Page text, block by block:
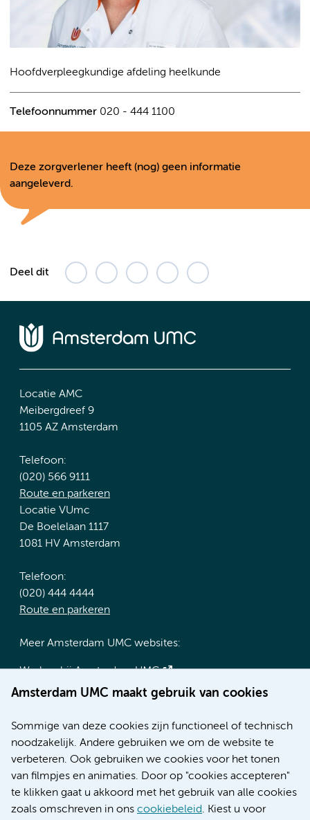
Hoofdverpleegkundige afdeling heelkunde
Telefoonnummer 020 - 444 1100
Deze zorgverlener heeft (nog) geen informatie
aangeleverd.
Deel dit
Amsterdam UMC maakt gebruik van cookies
Sommige van deze cookies zijn functioneel of technisch
noodzakelijk. Andere gebruiken we om de website te
verbeteren. Ook gebruiken we cookies voor het tonen
van filmpjes en animaties. Door op "cookies accepteren"
te klikken gaat u akkoord met het gebruik van alle cookies
zoals omschreven in ons cookiebeleid. Kiest u voor
Locatie AMC
Meibergdreef 9
1105 AZ Amsterdam
Telefoon:
(020) 566 9111
Route en parkeren
Locatie VUmc
De Boelelaan 1117
1081 HV Amsterdam
Telefoon:
(020) 444 4444
Route en parkeren
Meer Amsterdam UMC websites:
Werken bij Amsterdam UMC
Over Amsterdam UMC
Research
Educatie locatie AMC
Educatie locatie VUmc